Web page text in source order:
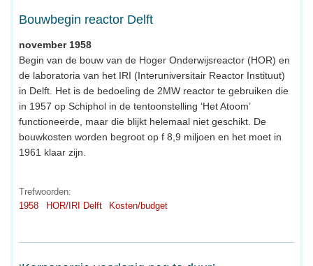
Bouwbegin reactor Delft
november 1958
Begin van de bouw van de Hoger Onderwijsreactor (HOR) en
de laboratoria van het IRI (Interuniversitair Reactor Instituut)
in Delft. Het is de bedoeling de 2MW reactor te gebruiken die
in 1957 op Schiphol in de tentoonstelling ‘Het Atoom’
functioneerde, maar die blijkt helemaal niet geschikt. De
bouwkosten worden begroot op f 8,9 miljoen en het moet in
1961 klaar zijn.
Trefwoorden:
1958
HOR/IRI Delft Kosten/budget